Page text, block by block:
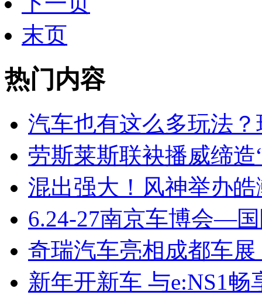
末页
热门内容
汽车也有这么多玩法
劳斯莱斯联袂播威缔造
混出强大！风神举办
6.24-27南京车博会—
奇瑞汽车亮相成都车
新年开新车 与e:NS1畅